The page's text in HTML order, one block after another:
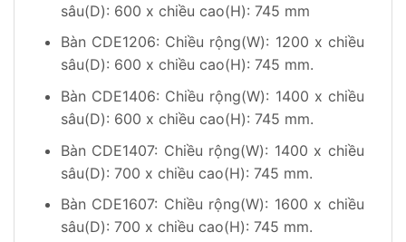
sâu(D): 600 x chiều cao(H): 745 mm
Bàn CDE1206: Chiều rộng(W): 1200 x chiều
sâu(D): 600 x chiều cao(H): 745 mm.
Bàn CDE1406: Chiều rộng(W): 1400 x chiều
sâu(D): 600 x chiều cao(H): 745 mm.
Bàn CDE1407: Chiều rộng(W): 1400 x chiều
sâu(D): 700 x chiều cao(H): 745 mm.
Bàn CDE1607: Chiều rộng(W): 1600 x chiều
sâu(D): 700 x chiều cao(H): 745 mm.